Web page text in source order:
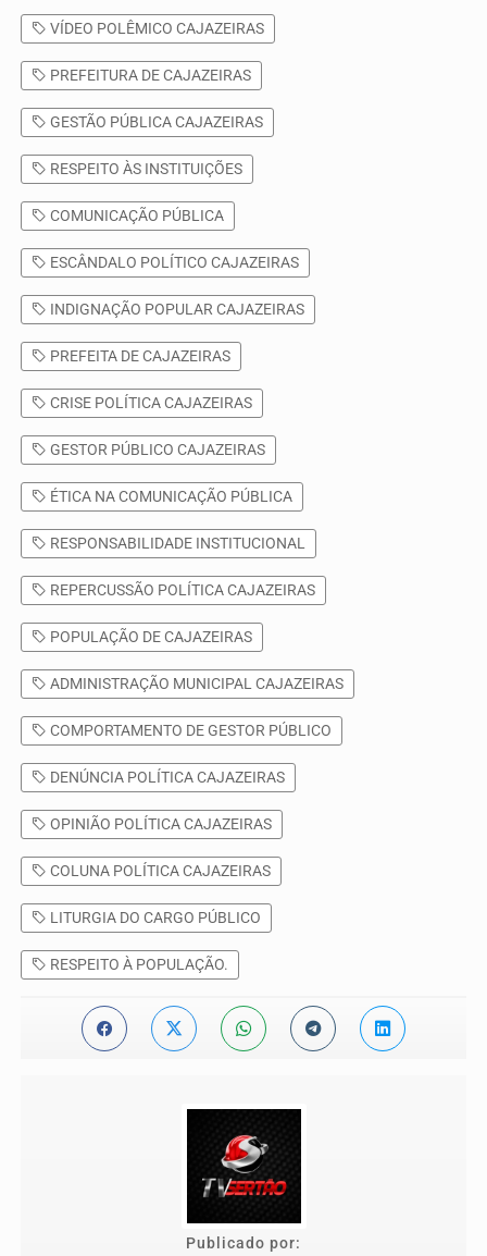
VÍDEO POLÊMICO CAJAZEIRAS
PREFEITURA DE CAJAZEIRAS
GESTÃO PÚBLICA CAJAZEIRAS
RESPEITO ÀS INSTITUIÇÕES
COMUNICAÇÃO PÚBLICA
ESCÂNDALO POLÍTICO CAJAZEIRAS
INDIGNAÇÃO POPULAR CAJAZEIRAS
PREFEITA DE CAJAZEIRAS
CRISE POLÍTICA CAJAZEIRAS
GESTOR PÚBLICO CAJAZEIRAS
ÉTICA NA COMUNICAÇÃO PÚBLICA
RESPONSABILIDADE INSTITUCIONAL
REPERCUSSÃO POLÍTICA CAJAZEIRAS
POPULAÇÃO DE CAJAZEIRAS
ADMINISTRAÇÃO MUNICIPAL CAJAZEIRAS
COMPORTAMENTO DE GESTOR PÚBLICO
DENÚNCIA POLÍTICA CAJAZEIRAS
OPINIÃO POLÍTICA CAJAZEIRAS
COLUNA POLÍTICA CAJAZEIRAS
LITURGIA DO CARGO PÚBLICO
RESPEITO À POPULAÇÃO.
Publicado por: